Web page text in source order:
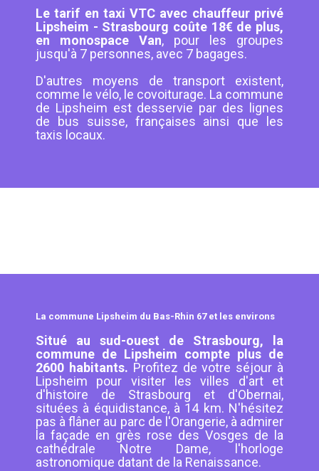
Le tarif en taxi VTC avec chauffeur privé
Lipsheim - Strasbourg coûte 18€ de plus,
en monospace Van, pour les groupes
jusqu'à 7 personnes, avec 7 bagages.
D'autres moyens de transport existent,
comme le vélo, le covoiturage. La commune
de Lipsheim est desservie par des lignes
de bus suisse, françaises ainsi que les
taxis locaux.
La commune Lipsheim du Bas-Rhin 67 et les environs
Situé au sud-ouest de Strasbourg, la
commune de Lipsheim compte plus de
2600 habitants. Profitez de votre séjour à
Lipsheim pour visiter les villes d'art et
d'histoire de Strasbourg et d'Obernai,
situées à équidistance, à 14 km. N'hésitez
pas à flâner au parc de l'Orangerie, à admirer
la façade en grès rose des Vosges de la
cathédrale Notre Dame, l'horloge
astronomique datant de la Renaissance.